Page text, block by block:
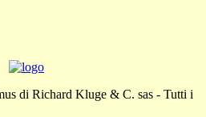
di Richard Kluge & C. sas - Tutti i